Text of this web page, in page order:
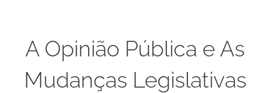
A Opinião Pública e As
Mudanças Legislativas